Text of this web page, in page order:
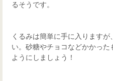
るそうです。
くるみは簡単に手に入ります
い。砂糖やチョコなどかかっ
ようにしましょう！